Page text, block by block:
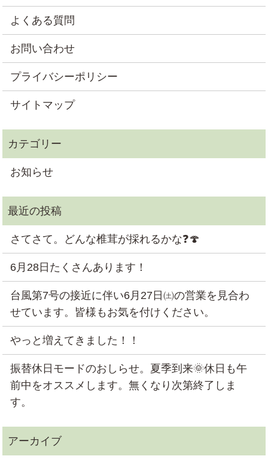
よくある質問
お問い合わせ
プライバシーポリシー
サイトマップ
お知らせ
さてさて。どんな椎茸が採れるかな❓🍄
6月28日たくさんあります！
台風第7号の接近に伴い6月27日㈯の営業を見合わ
せています。皆様もお気を付けください。
やっと増えてきました！！
振替休日モードのおしらせ。夏季到来🌞休日も午
前中をオススメします。無くなり次第終了しま
す。